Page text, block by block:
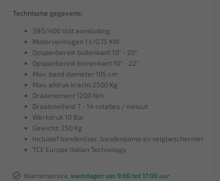
Technische gegevens:
380/400 Volt aansluiting
Motorvermogen 1.1/0.75 KW
Opspanbereik buitenkant 10" - 20"
Opspanbereik binnenkant 10" - 22"
Max. band diameter 105 cm
Max. afdruk kracht 2500 Kg
Draaimoment 1200 Nm
Draaisnelheid 7 - 14 rotaties / minuut
Werkdruk 10 Bar
Gewicht: 250 Kg
Inclusief bandenijzer, bandenpomp en velgbeschermer
TCE Europe Italian Technology
Klantenservice, werkdagen van 9:00 tot 17:00 uur